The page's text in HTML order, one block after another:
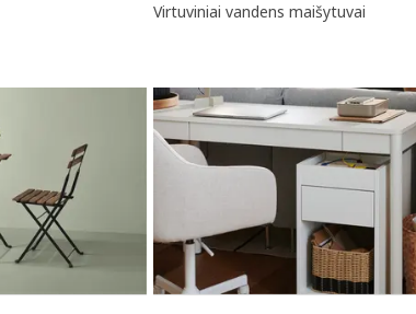
Virtuviniai vandens maišytuvai